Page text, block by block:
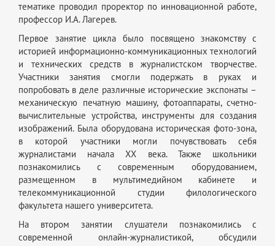
тематике проводил проректор по инновационной работе,
профессор И.А. Лагерев.
Первое занятие цикла было посвящено знакомству с
историей информационно-коммуникационных технологий
и технических средств в журналистском творчестве.
Участники занятия смогли подержать в руках и
попробовать в деле различные исторические экспонаты –
механическую печатную машину, фотоаппараты, счетно-
вычислительные устройства, инструменты для создания
изображений. Была оборудована историческая фото-зона,
в которой участники могли почувствовать себя
журналистами начала XX века. Также школьники
познакомились с современным оборудованием,
размещенном в мультимедийном кабинете и
телекоммуникационной студии филологического
факультета нашего университета.
На втором занятии слушатели познакомились с
современной онлайн-журналистикой, обсудили